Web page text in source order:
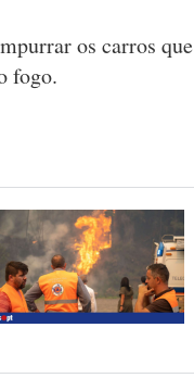
os carros que
fogo.